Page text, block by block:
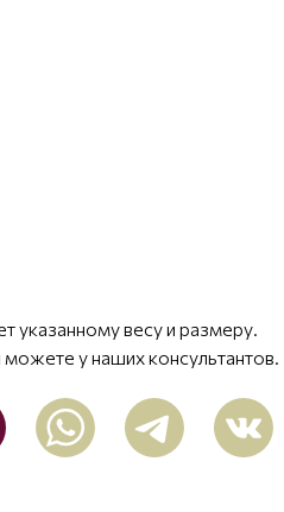
указанному весу и размеру.
можете у наших консультантов.